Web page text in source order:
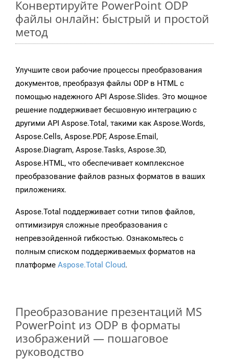
Конвертируйте PowerPoint ODP
файлы онлайн: быстрый и простой
метод
Улучшите свои рабочие процессы преобразования
документов, преобразуя файлы ODP в HTML с
помощью надежного API Aspose.Slides. Это мощное
решение поддерживает бесшовную интеграцию с
другими API Aspose.Total, такими как Aspose.Words,
Aspose.Cells, Aspose.PDF, Aspose.Email,
Aspose.Diagram, Aspose.Tasks, Aspose.3D,
Aspose.HTML, что обеспечивает комплексное
преобразование файлов разных форматов в ваших
приложениях.
Aspose.Total поддерживает сотни типов файлов,
оптимизируя сложные преобразования с
непревзойденной гибкостью. Ознакомьтесь с
полным списком поддерживаемых форматов на
платформе Aspose.Total Cloud.
Преобразование презентаций MS
PowerPoint из ODP в форматы
изображений — пошаговое
руководство